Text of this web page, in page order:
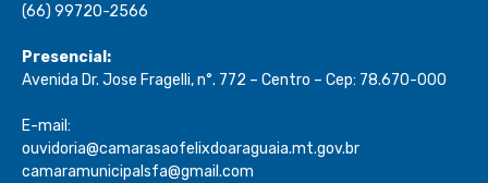
(66) 99720-2566
Presencial:
Avenida Dr. Jose Fragelli, n°. 772 – Centro – Cep: 78.670-000
E-mail:
ouvidoria@camarasaofelixdoaraguaia.mt.gov.br
camaramunicipalsfa@gmail.com